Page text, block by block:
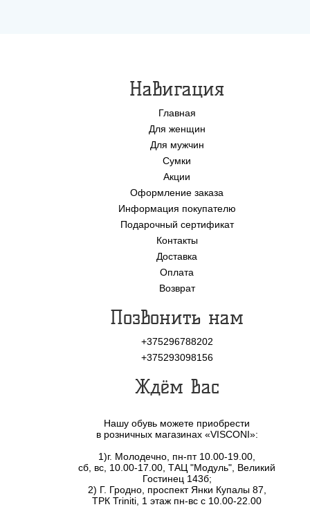
Навигация
Главная
Для женщин
Для мужчин
Сумки
Акции
Оформление заказа
Информация покупателю
Подарочный сертификат
Контакты
Доставка
Оплата
Возврат
Позвонить нам
+375296788202
+375293098156
Ждём Вас
Нашу обувь можете приобрести
в розничных магазинах «VISCONI»:
1)г. Молодечно, пн-пт 10.00-19.00,
сб, вс, 10.00-17.00, ТАЦ "Модуль", Великий
Гостинец 143б;
2) Г. Гродно, проспект Янки Купалы 87,
ТРК Triniti, 1 этаж пн-вс с 10.00-22.00